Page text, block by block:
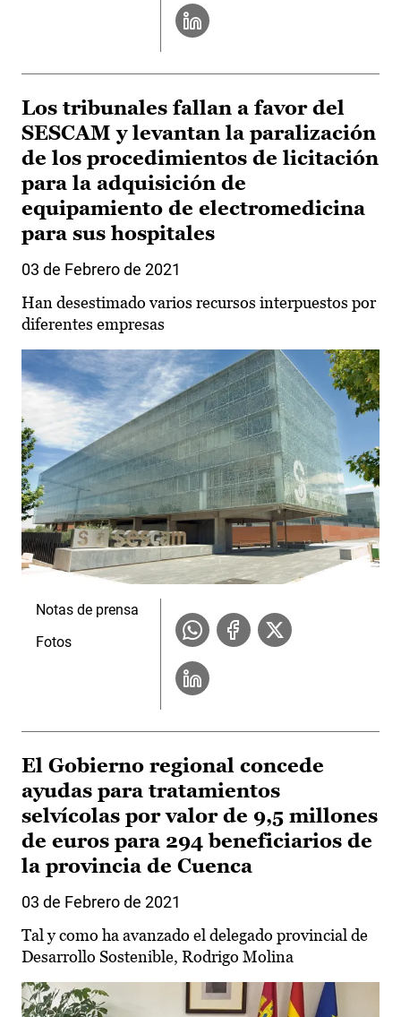
Los tribunales fallan a favor del
SESCAM y levantan la paralización
de los procedimientos de licitación
para la adquisición de
equipamiento de electromedicina
para sus hospitales
03 de Febrero de 2021
Han desestimado varios recursos interpuestos por
diferentes empresas
Notas de prensa
Fotos
El Gobierno regional concede
ayudas para tratamientos
selvícolas por valor de 9,5 millones
de euros para 294 beneficiarios de
la provincia de Cuenca
03 de Febrero de 2021
Tal y como ha avanzado el delegado provincial de
Desarrollo Sostenible, Rodrigo Molina